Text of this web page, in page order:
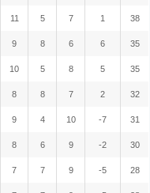
11 5 7 1 38
9 8 6 6 35
10 5 8 5 35
8 8 7 2 32
9 4 10 -7 31
8 6 9 -2 30
7 7 9 -5 28